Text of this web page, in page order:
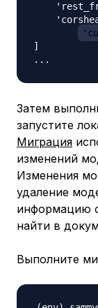
]
Затем
запустите
Миграция
изменений
Изменения
удаление
информацию
найти в
Выполните